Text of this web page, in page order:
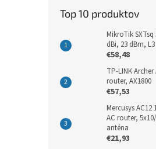
Top 10 produktov
MikroTik SXTsq
dBi, 23 dBm, L3
€58,48
TP-LINK Archer
router, AX1800
€57,53
Mercusys AC12
AC router,
anténa
€21,93